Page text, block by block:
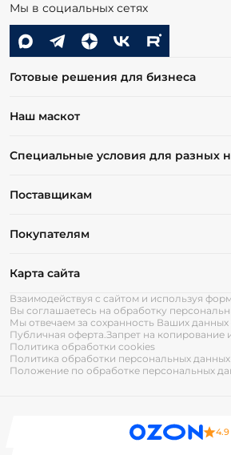
Мы в социальных сетях
Готовые решения для бизнеса
Наш маскот
Специальные условия для разных
Поставщикам
Покупателям
Карта сайта
Взаимодействуя с сайтом и используя
Вы соглашаетесь на обработку
Мы отвечаем за сохранность Ваших
Публичная оферта.Запрет на копирование
Политика обработки cookies
Политика обработки персональных данных
Положение по обработке персональных
4.9